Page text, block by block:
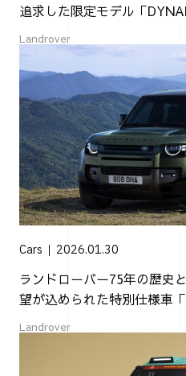
追求した限定モデル「
EDITION」が登場
Landrover
Cars 2026.01.30
ランドローバー75年の歴史
望が込められた特別仕様車
EDITION」
Landrover